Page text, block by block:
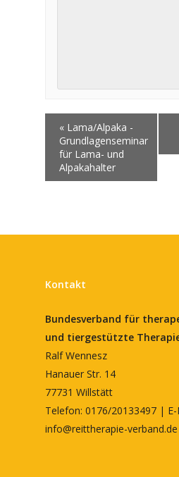
« Lama/Alpaka -
Grundlagenseminar
für Lama- und
Alpakahalter
Kontakt
Bundesverband für
und tiergestützte
Ralf Wennesz
Hanauer Str. 14
77731 Willstätt
Telefon: 0176/20133497 | E-
info@reittherapie-verband.de